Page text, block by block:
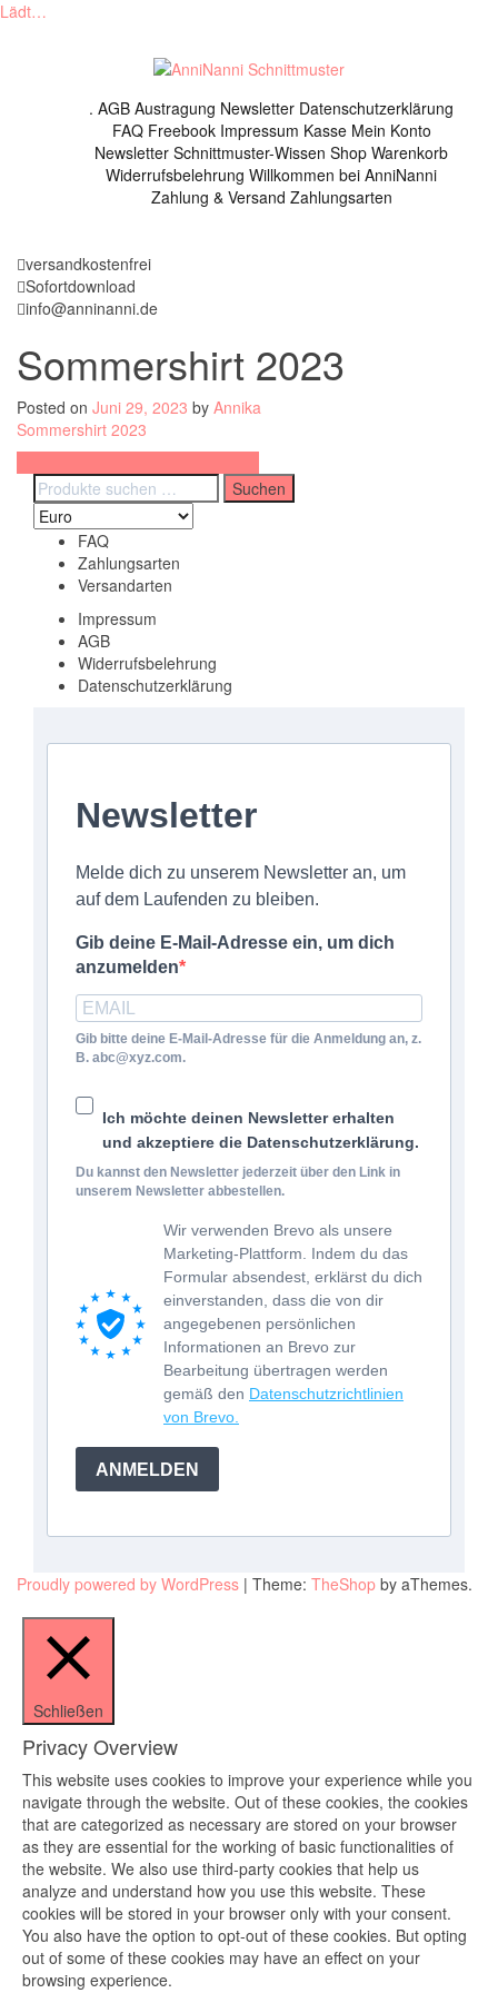
Lädt…
. AGB Austragung Newsletter Datenschutzerklärung
FAQ Freebook Impressum Kasse Mein Konto
Newsletter Schnittmuster-Wissen Shop Warenkorb
Widerrufsbelehrung Willkommen bei AnniNanni
Zahlung & Versand Zahlungsarten
versandkostenfrei
Sofortdownload
info@anninanni.de
Sommershirt 2023
Posted on Juni 29, 2023 by Annika
Sommershirt 2023
Beitragsnavigation
Suchen
nach:
Suchen
FAQ
Zahlungsarten
Versandarten
Impressum
AGB
Widerrufsbelehrung
Datenschutzerklärung
Newsletter
Melde dich zu unserem Newsletter an, um
auf dem Laufenden zu bleiben.
Gib deine E-Mail-Adresse ein, um dich
anzumelden
Gib bitte deine E-Mail-Adresse für die Anmeldung an, z.
B. abc@xyz.com.
Ich möchte deinen Newsletter erhalten
und akzeptiere die Datenschutzerklärung.
Du kannst den Newsletter jederzeit über den Link in
unserem Newsletter abbestellen.
Wir verwenden Brevo als unsere
Marketing-Plattform. Indem du das
Formular absendest, erklärst du dich
einverstanden, dass die von dir
angegebenen persönlichen
Informationen an Brevo zur
Bearbeitung übertragen werden
gemäß den Datenschutzrichtlinien
von Brevo.
ANMELDEN
Proudly powered by WordPress | Theme: TheShop by aThemes.
Schließen
Privacy Overview
This website uses cookies to improve your experience while you
navigate through the website. Out of these cookies, the cookies
that are categorized as necessary are stored on your browser
as they are essential for the working of basic functionalities of
the website. We also use third-party cookies that help us
analyze and understand how you use this website. These
cookies will be stored in your browser only with your consent.
You also have the option to opt-out of these cookies. But opting
out of some of these cookies may have an effect on your
browsing experience.